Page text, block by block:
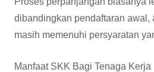
dibandingkan pendaftaran awal,
masih memenuhi persyaratan
Manfaat SKK Bagi Tenaga Kerja